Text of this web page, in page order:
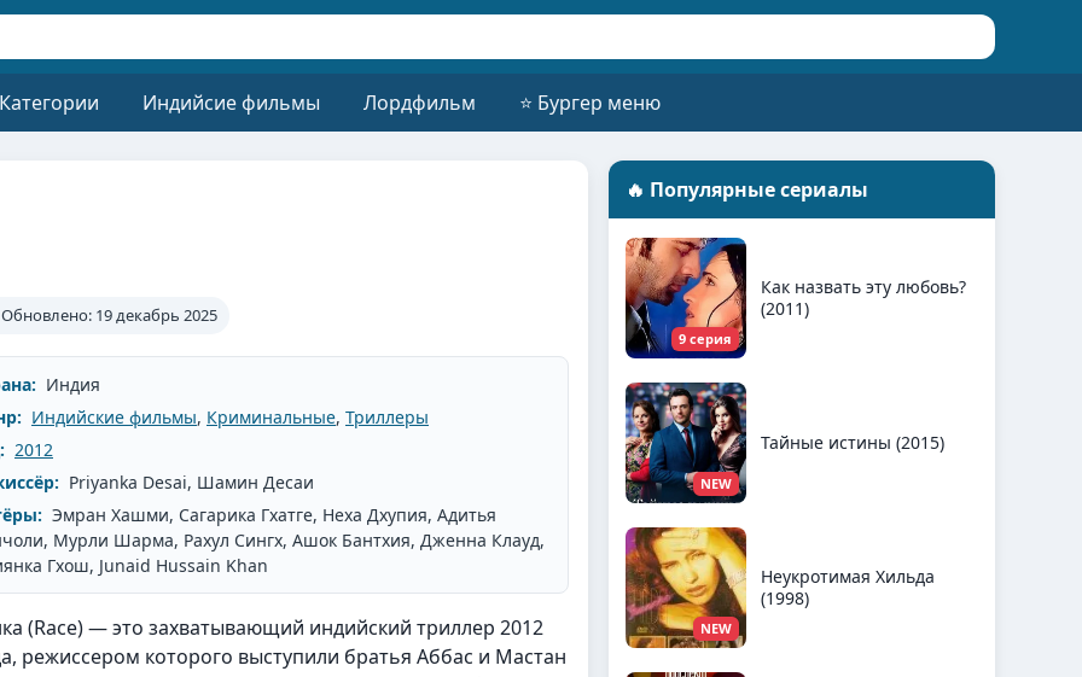
Индийсие фильмы Лордфильм ⭐ Бургер меню
Обновлено: 19 декабрь 2025
Индия
Индийские фильмы, Криминальные, Триллеры
2012
Priyanka Desai, Шамин Десаи
Эмран Хашми, Сагарика Гхатге, Неха Дхупия, Адитья
Мурли Шарма, Рахул Сингх, Ашок Бантхия, Дженна Клауд,
Гхош, Junaid Hussain Khan
(Race) — это захватывающий индийский триллер 2012
режиссером которого выступили братья Аббас и Мастан
🔥 Популярные сериалы
9 серия
Как назвать эту любовь?
(2011)
NEW
Тайные истины (2015)
NEW
Неукротимая Хильда
(1998)